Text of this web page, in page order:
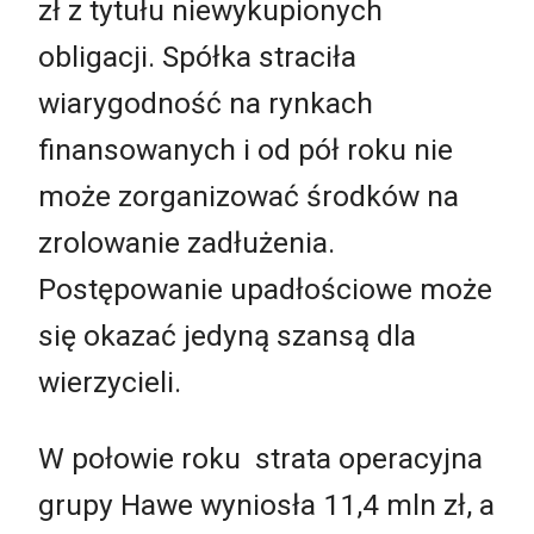
zł z tytułu niewykupionych
obligacji. Spółka straciła
wiarygodność na rynkach
finansowanych i od pół roku nie
może zorganizować środków na
zrolowanie zadłużenia.
Postępowanie upadłościowe może
się okazać jedyną szansą dla
wierzycieli.
W połowie roku strata operacyjna
grupy Hawe wyniosła 11,4 mln zł, a